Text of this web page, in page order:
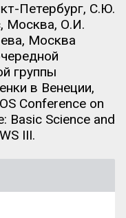
Петербург, С.Ю.
Москва, О.И.
Москва
группы
в Венеции,
Conference on
Basic Science and
III.